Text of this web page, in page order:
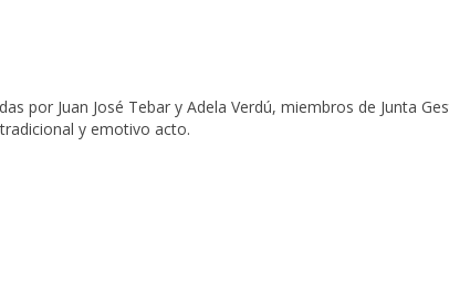
por Juan José Tebar y Adela Verdú, miembros de Junta
y emotivo acto.